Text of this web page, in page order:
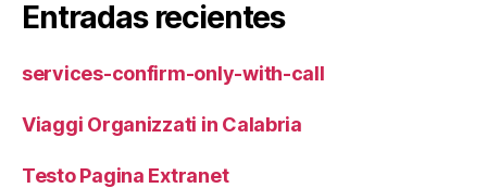
Entradas recientes
services-confirm-only-with-call
Viaggi Organizzati in Calabria
Testo Pagina Extranet